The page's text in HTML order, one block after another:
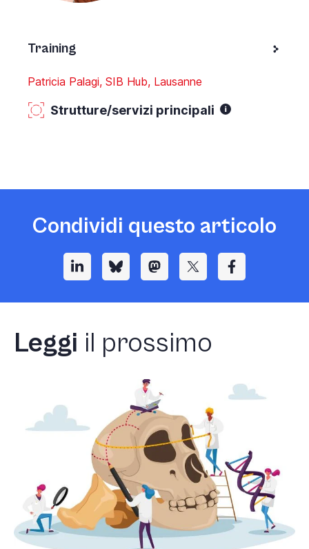
Training
Patricia Palagi, SIB Hub, Lausanne
Strutture/servizi principali
Condividi questo articolo
Leggi il prossimo